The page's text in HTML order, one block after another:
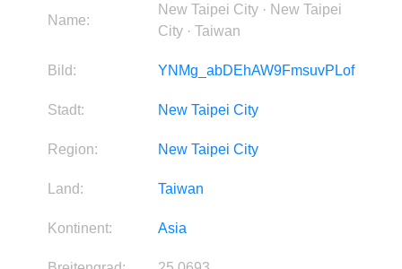
Name:
New Taipei City · New Taipei
City · Taiwan
Bild: YNMg_abDEhAW9FmsuvPLof
Stadt: New Taipei City
Region: New Taipei City
Land: Taiwan
Kontinent: Asia